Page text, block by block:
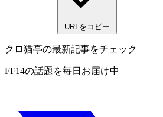
URLをコピー
クロ猫亭の最新記事をチェック
FF14の話題を毎日お届け中